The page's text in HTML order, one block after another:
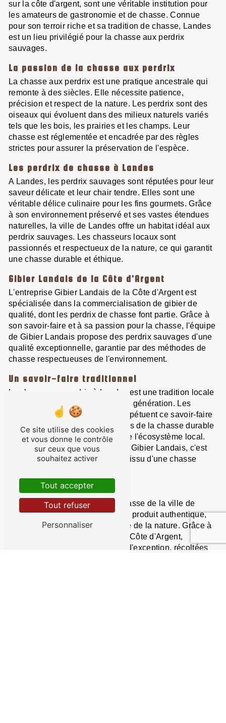
sur la côte d'argent, sont une véritable institution pour
les amateurs de gastronomie et de chasse. Connue
pour son terroir riche et sa tradition de chasse, Landes
est un lieu privilégié pour la chasse aux perdrix
sauvages.
La passion de la chasse aux perdrix
La chasse aux perdrix est une pratique ancestrale qui
remonte à des siècles. Elle nécessite patience,
précision et respect de la nature. Les perdrix sont des
oiseaux qui évoluent dans des milieux naturels variés
tels que les bois, les prairies et les champs. Leur
chasse est réglementée et encadrée par des règles
strictes pour assurer la préservation de l'espèce.
Les perdrix de chasse à Landes
A Landes, les perdrix sauvages sont réputées pour leur
saveur délicate et leur chair tendre. Elles sont une
véritable délice culinaire pour les fins gourmets. Grâce
à son environnement préservé et ses vastes étendues
naturelles, la ville de Landes offre un habitat idéal aux
perdrix sauvages. Les chasseurs locaux sont
passionnés et respectueux de la nature, ce qui garantit
une chasse durable et éthique.
Gibier Landais de la Côte d'Argent
L'entreprise Gibier Landais de la Côte d'Argent est
spécialisée dans la commercialisation de gibier de
qualité, dont les perdrix de chasse font partie. Grâce à
son savoir-faire et à sa passion pour la chasse, l'équipe
de Gibier Landais propose des perdrix sauvages d'une
qualité exceptionnelle, garantie par des méthodes de
chasse respectueuses de l'environnement.
Un savoir-faire traditionnel
La chasse aux perdrix à Landes est une tradition locale
qui se transmet de génération en génération. Les
chasseurs de Gibier Landais perpétuent ce savoir-faire
ancestral en respectant les règles de la chasse durable
et en veillant à la préservation de l'écosystème local.
Choisir les perdrix de chasse de Gibier Landais, c'est
opter pour un produit de qualité, issu d'une chasse
Conclusion
En choisissant les perdrix de chasse de la ville de
Landes, vous faites le choix d'un produit authentique,
issu d'une tradition respectueuse de la nature. Grâce à
l'entreprise Gibier Landais de la Côte d'Argent,
savourez des perdrix sauvages d'exception, récoltées
Ce site utilise des cookies
et vous donne le contrôle
sur ceux que vous
souhaitez activer
Tout accepter
Tout refuser
Personnaliser